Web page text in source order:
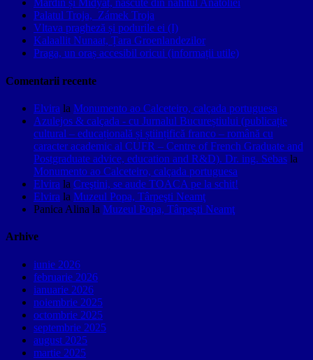
Mardin și Midyat, născute din nahitul Anatoliei
Palatul Troja, Zámek Troja
Vltava pragheză și podurile ei (I)
Kalaallit Nunaat, Țara Groenlandezilor
Praga, un oraș accesibil oricui (informații utile)
Comentarii recente
Elvira la Monumento ao Calceteiro, calçada portuguesa
Azulejos & calçada - cu Jurnalul Bucureștiului (publicație
cultural – educațională și științifică franco – română cu
caracter academic al CUFR – Centre of French Graduate and
Postgraduate advice, education and R&D). Dr. ing. Sebas la
Monumento ao Calceteiro, calçada portuguesa
Elvira la Creştini, se aude TOACA pe la schit!
Elvira la Muzeul Popa, Târpeşti Neamţ
Panica Alina la Muzeul Popa, Târpeşti Neamţ
Arhive
iunie 2026
februarie 2026
ianuarie 2026
noiembrie 2025
octombrie 2025
septembrie 2025
august 2025
martie 2025